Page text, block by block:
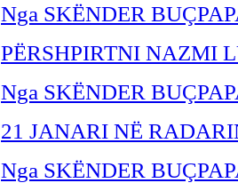
Nga SKËNDER BU
PËRSHPIRTNI NAZMI
Nga SKËNDER BU
21 JANARI NË
Nga SKËNDER BU